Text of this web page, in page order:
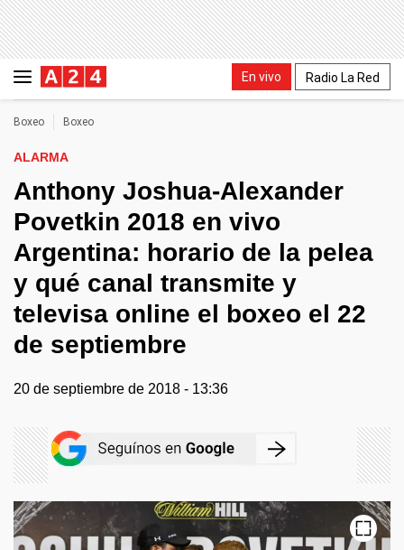
En vivo Radio La Red
Boxeo Boxeo
ALARMA
Anthony Joshua-Alexander
Povetkin 2018 en vivo
Argentina: horario de la pelea
y qué canal transmite y
televisa online el boxeo el 22
de septiembre
20 de septiembre de 2018 - 13:36